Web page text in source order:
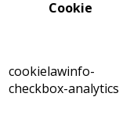
Cookie
cookielawinfo-
checkbox-analytics